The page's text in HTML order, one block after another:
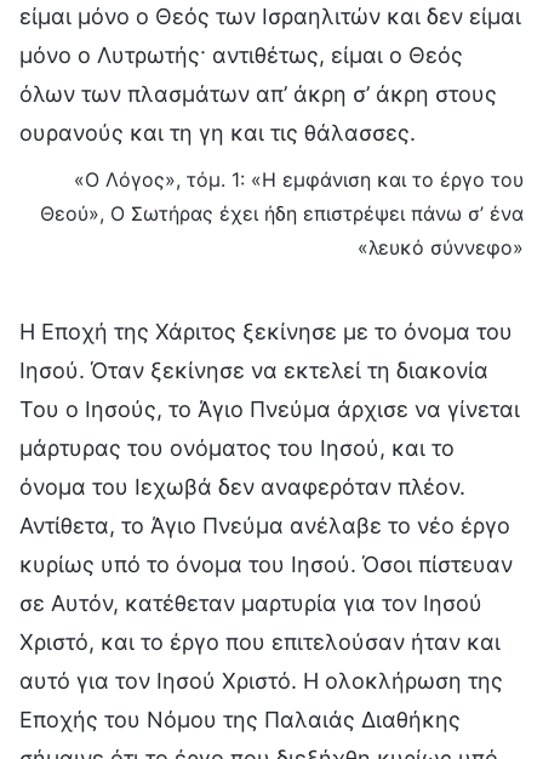
είμαι μόνο ο Θεός των Ισραηλιτών και δεν είμαι
μόνο ο Λυτρωτής· αντιθέτως, είμαι ο Θεός
όλων των πλασμάτων απ’ άκρη σ’ άκρη στους
ουρανούς και τη γη και τις θάλασσες.
«Ο Λόγος», τόμ. 1: «Η εμφάνιση και το έργο του
Θεού», Ο Σωτήρας έχει ήδη επιστρέψει πάνω σ’ ένα
«λευκό σύννεφο»
Η Εποχή της Χάριτος ξεκίνησε με το όνομα του
Ιησού. Όταν ξεκίνησε να εκτελεί τη διακονία
Του ο Ιησούς, το Άγιο Πνεύμα άρχισε να γίνεται
μάρτυρας του ονόματος του Ιησού, και το
όνομα του Ιεχωβά δεν αναφερόταν πλέον.
Αντίθετα, το Άγιο Πνεύμα ανέλαβε το νέο έργο
κυρίως υπό το όνομα του Ιησού. Όσοι πίστευαν
σε Αυτόν, κατέθεταν μαρτυρία για τον Ιησού
Χριστό, και το έργο που επιτελούσαν ήταν και
αυτό για τον Ιησού Χριστό. Η ολοκλήρωση της
Εποχής του Νόμου της Παλαιάς Διαθήκης